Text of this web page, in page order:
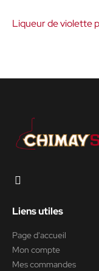
Liqueur de violette
Liens utiles
Page d'accueil
Mon compte
Mes commandes